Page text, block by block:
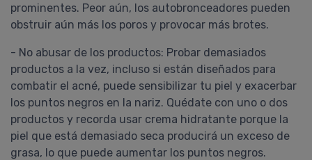
prominentes. Peor aún, los autobronceadores pueden
obstruir aún más los poros y provocar más brotes.
- No abusar de los productos: Probar demasiados
productos a la vez, incluso si están diseñados para
combatir el acné, puede sensibilizar tu piel y exacerbar
los puntos negros en la nariz. Quédate con uno o dos
productos y recorda usar crema hidratante porque la
piel que está demasiado seca producirá un exceso de
grasa, lo que puede aumentar los puntos negros.